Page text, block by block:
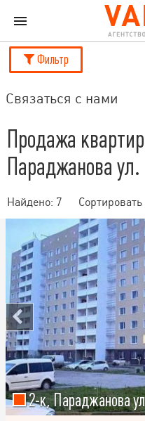
Фильтр
Связаться с нами
Продажа
Параджанова
Найдено: 7 Сортировать
2-к, Параджанова